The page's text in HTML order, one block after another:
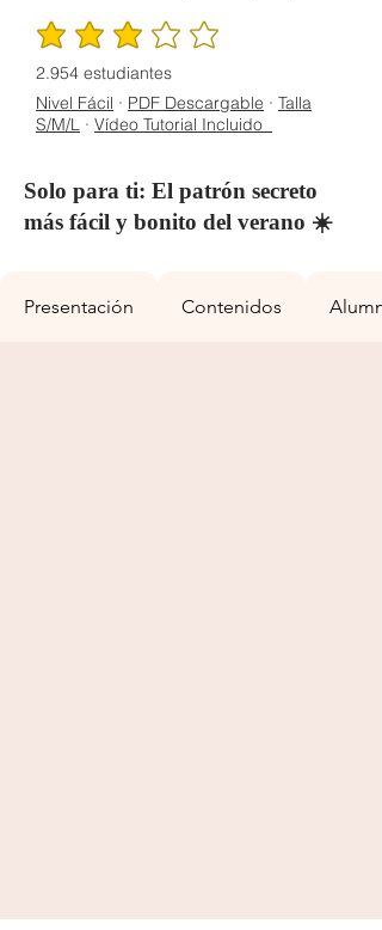
la calificación promedio es 3 de 5
2.954 estudiantes
Nivel Fácil · PDF Descargable · Talla
S/M/L · Vídeo Tutorial Incluido
Solo para ti: El patrón secreto
más fácil y bonito del verano ☀️
Presentación Contenidos